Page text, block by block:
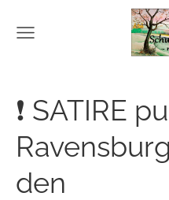
❗ SATIRE
den